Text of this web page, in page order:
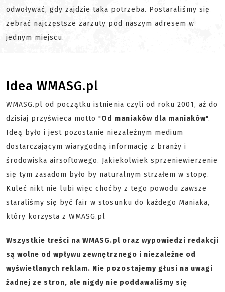
odwoływać, gdy zajdzie taka potrzeba. Postaraliśmy się
zebrać najczęstsze zarzuty pod naszym adresem w
jednym miejscu.
Idea WMASG.pl
WMASG.pl od początku istnienia czyli od roku 2001, aż do
dzisiaj przyświeca motto "Od maniaków dla maniaków".
Ideą było i jest pozostanie niezależnym medium
dostarczającym wiarygodną informację z branży i
środowiska airsoftowego. Jakiekolwiek sprzeniewierzenie
się tym zasadom było by naturalnym strzałem w stopę.
Kuleć nikt nie lubi więc choćby z tego powodu zawsze
staraliśmy się być fair w stosunku do każdego Maniaka,
który korzysta z WMASG.pl
Wszystkie treści na WMASG.pl oraz wypowiedzi redakcji
są wolne od wpływu zewnętrznego i niezależne od
wyświetlanych reklam. Nie pozostajemy głusi na uwagi
żadnej ze stron, ale nigdy nie poddawaliśmy się